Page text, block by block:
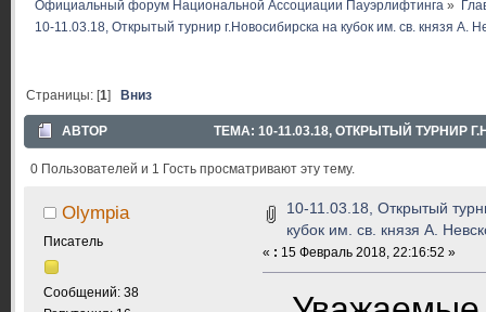
Официальный форум Национальной Ассоциации Пауэрлифтинга »
10-11.03.18, Открытый турнир г.Новосибирска на кубок им. св. князя А.
Страницы: [1]Вниз
АВТОР ТЕМА: 10-11.03.18, ОТКРЫТЫЙ ТУРНИР
0 Пользователей и 1 Гость просматривают эту тему.
Olympia
Писатель
Сообщений: 38
10-11.03.18, Открытый
кубок им. св. князя А.
« : 15 Февраль 2018, 22:16:52 »